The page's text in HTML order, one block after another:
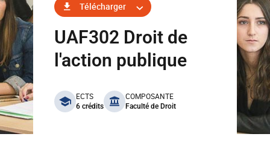
Télécharger
UAF302 Droit de
l'action publique
benefits
ECTS
6 crédits
COMPOSANTE
Faculté de Droit